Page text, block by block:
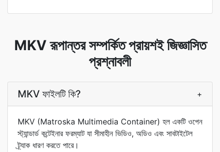
MKV রূপান্তর সম্পর্কিত প্রায়শই জিজ্ঞাসিত
প্রশ্নাবলী
MKV ফাইলটি কি? +
MKV (Matroska Multimedia Container) হল একটি ওপেন
স্ট্যান্ডার্ড কন্টেইনার ফরম্যাট যা সীমাহীন ভিডিও, অডিও এবং সাবটাইটেল
ট্র্যাক ধারণ করতে পারে।